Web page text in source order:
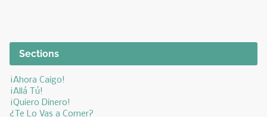
Sections
¡Ahora Caigo!
¡Allá Tú!
¡Quiero Dinero!
¿Te Lo Vas a Comer?